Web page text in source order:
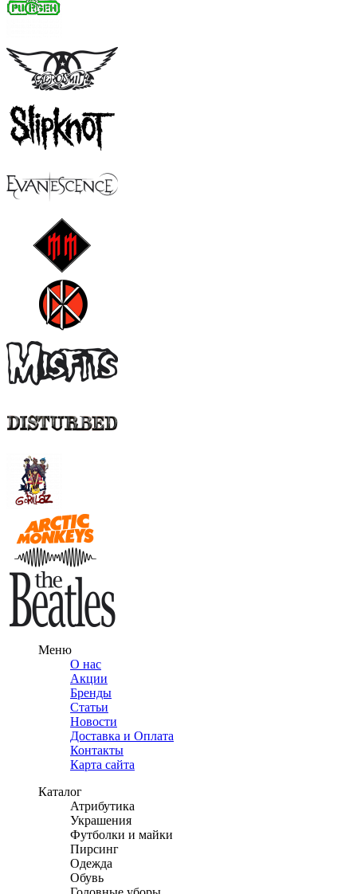
Меню
О нас
Акции
Бренды
Статьи
Новости
Доставка и Оплата
Контакты
Карта сайта
Каталог
Атрибутика
Украшения
Футболки и майки
Пирсинг
Одежда
Обувь